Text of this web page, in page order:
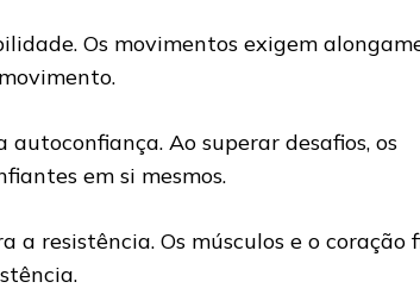
Os movimentos exigem
Ao superar desafios, os
em si mesmos.
a resistência. Os músculos e o coração